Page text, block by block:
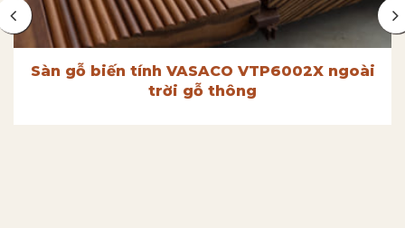
Sàn gỗ biến tính VASACO VTP6002X ngoài
trời gỗ thông